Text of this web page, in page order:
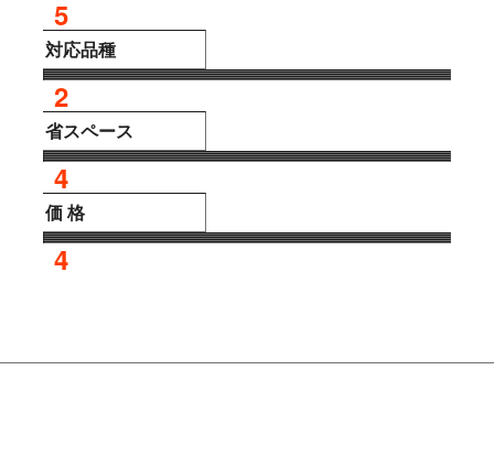
5
対応品種
2
省スペース
4
価 格
4